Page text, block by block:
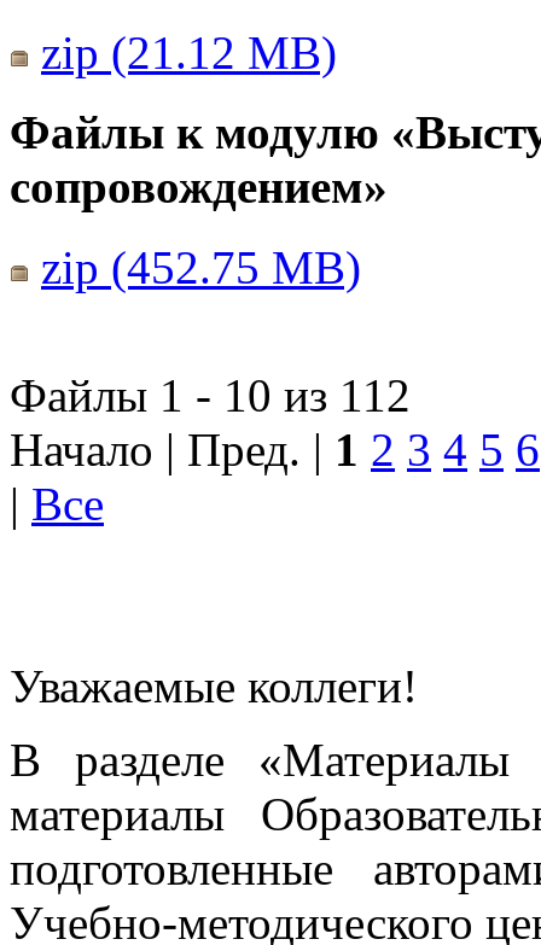
zip (21.12 MB)
Файлы к модулю
сопровождением»
zip (452.75 MB)
Файлы 1 - 10 из 112
Начало | Пред. | 1 2 3 4 5 6
| Все
Уважаемые коллеги!
В разделе «Материалы
материалы
подготовленные
Учебно-методического